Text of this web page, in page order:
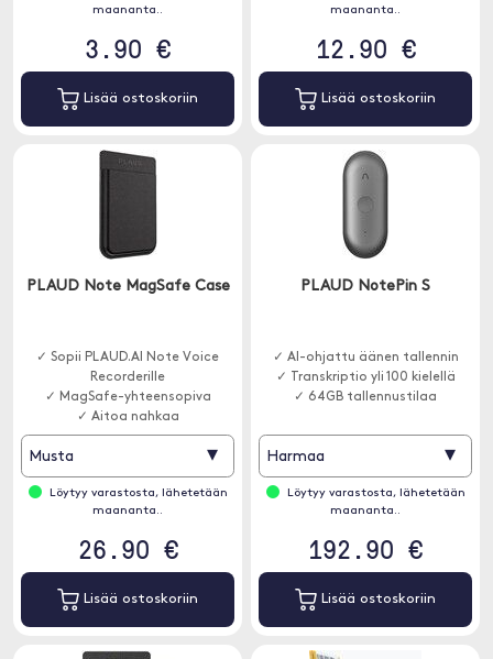
maananta..
3.90 €
Lisää ostoskoriin
maananta..
12.90 €
Lisää ostoskoriin
PLAUD Note MagSafe Case
✓ Sopii PLAUD.AI Note Voice
Recorderille
✓ MagSafe-yhteensopiva
✓ Aitoa nahkaa
Musta ▾
Löytyy varastosta, lähetetään
maananta..
26.90 €
Lisää ostoskoriin
PLAUD NotePin S
✓ AI-ohjattu äänen tallennin
✓ Transkriptio yli 100 kielellä
✓ 64GB tallennustilaa
Harmaa ▾
Löytyy varastosta, lähetetään
maananta..
192.90 €
Lisää ostoskoriin